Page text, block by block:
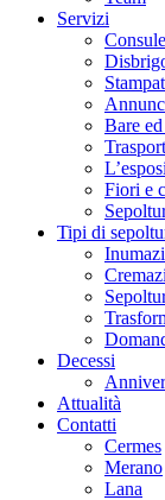
Servizi
Bare
Fiori e
Tipi di
Decessi
Attualità
Contatti
Cermes
Merano
Lana